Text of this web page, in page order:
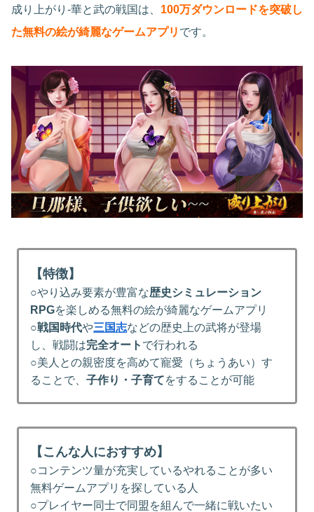
成り上がり-華と武の戦国は、 100万ダウンロードを突破し
た無料の絵が綺麗なゲームアプリ です。
【特徴】
○やり込み要素が豊富な歴史シミュレーション
RPGを楽しめる無料の絵が綺麗なゲームアプリ
○戦国時代や三国志などの歴史上の武将が登場
し、戦闘は完全オート で行われる
○美人との親密度を高めて寵愛（ちょうあい）す
ることで、子作り・子育てをすることが可能
【こんな人におすすめ】
○コンテンツ量が充実しているやれることが多い
無料ゲームアプリを探している人
○プレイヤー同士で同盟を組んで一緒に戦いたい